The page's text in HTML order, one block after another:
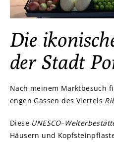
Die
der Stadt
Nach meinem Marktbesuch
engen Gassen des Viertels
Diese UNESCO–
Häusern und